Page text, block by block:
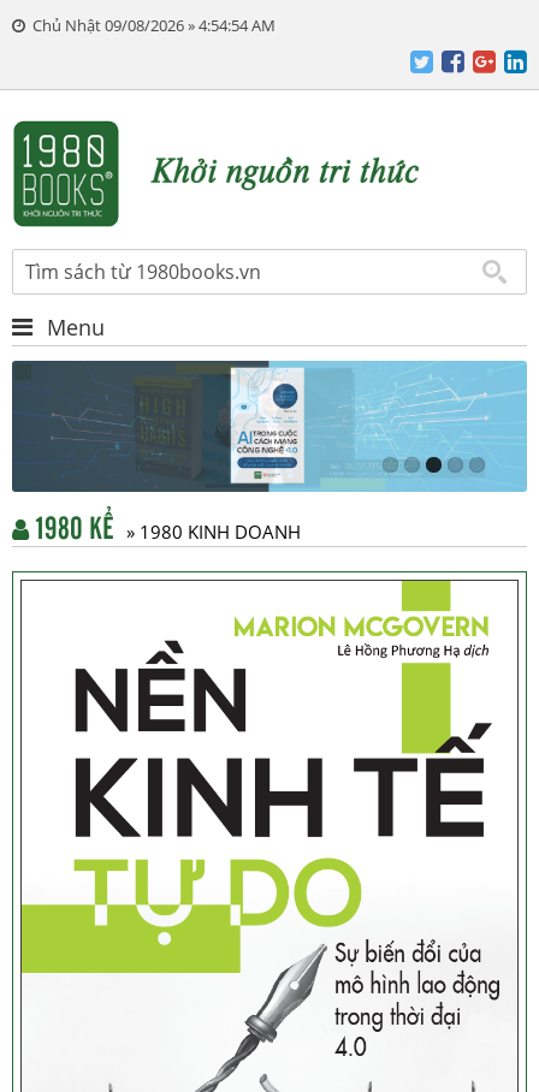
Chủ Nhật 09/08/2026 » 4:54:55 AM
Menu
1980 KỂ » 1980 KINH DOANH